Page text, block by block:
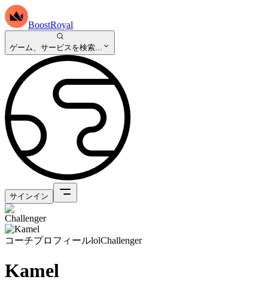
BoostRoyal
ゲーム、サービスを検索...
サインイン
コーチプロフィールlolChallenger
Kamel